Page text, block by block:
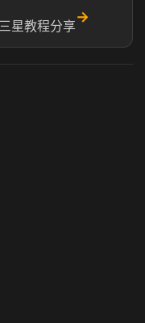
星教程分享
→